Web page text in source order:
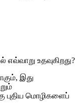
உதவுகிறது?
இது
புதிய மொழிகளைப்